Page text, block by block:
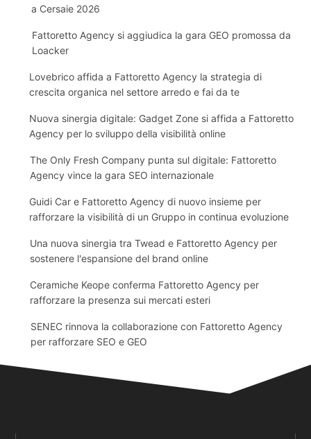
a Cersaie 2026
Fattoretto Agency si aggiudica la gara GEO promossa da
Loacker
Lovebrico affida a Fattoretto Agency la strategia di
crescita organica nel settore arredo e fai da te
Nuova sinergia digitale: Gadget Zone si affida a Fattoretto
Agency per lo sviluppo della visibilità online
The Only Fresh Company punta sul digitale: Fattoretto
Agency vince la gara SEO internazionale
Guidi Car e Fattoretto Agency di nuovo insieme per
rafforzare la visibilità di un Gruppo in continua evoluzione
Una nuova sinergia tra Twead e Fattoretto Agency per
sostenere l'espansione del brand online
Ceramiche Keope conferma Fattoretto Agency per
rafforzare la presenza sui mercati esteri
SENEC rinnova la collaborazione con Fattoretto Agency
per rafforzare SEO e GEO